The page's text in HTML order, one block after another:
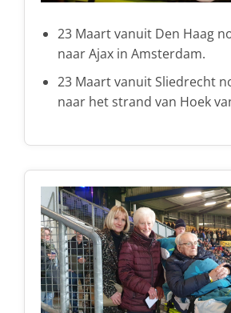
23 Maart vanuit Den Haag
naar Ajax in Amsterdam.
23 Maart vanuit Sliedrecht
naar het strand van Hoek